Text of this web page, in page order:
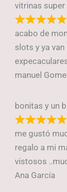
vitrinas super
acabo de
slots y ya
manuel
bonitas y un
me gustó
regalo a mi
vistosos
Ana García